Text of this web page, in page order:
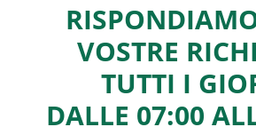
VOSTRE
TUTTI I
DALLE 07:00